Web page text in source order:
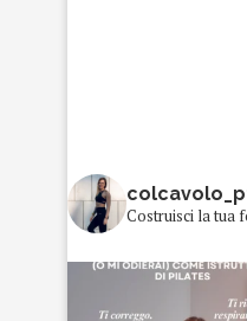
Costruisci la tua